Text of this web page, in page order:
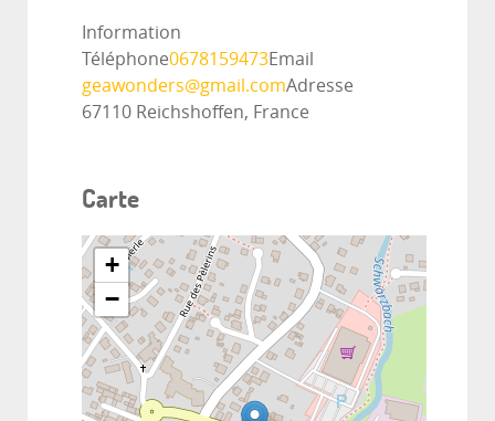
Information
Téléphone0678159473Email
geawonders@gmail.comAdresse
67110 Reichshoffen, France
Carte
+
−